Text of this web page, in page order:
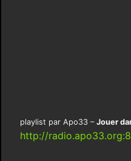
playlist par Apo33 –Jouer
http://